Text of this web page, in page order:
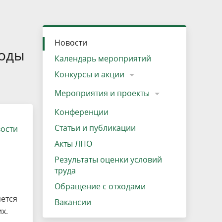
Озеро Плещеево
Вакансии
Экологические тропы и туристские
маршруты
Прокат велосипедов
Адрес, телефон, схема проезда
Результаты оценки условий труда
Интерактивная карта
Кадастр объектов животного мира, не
отнесенных к объектам охоты
Новости
Календарь мероприятий
Конкурсы и акции
Мероприятия и проекты
Конференции
Статьи и публикации
Акты ЛПО
Результаты оценки условий
труда
Обращение с отходами
Вакансии